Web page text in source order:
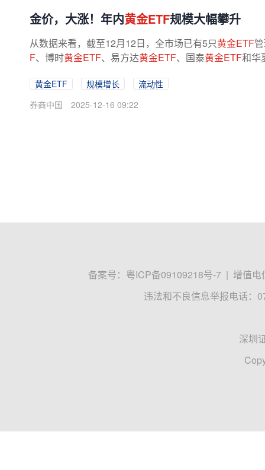
金价，大涨！年内黄金ETF规模大幅攀升
从数据来看，截至12月12日，全市场已有5只黄金ETF
F、博时黄金ETF、易方达黄金ETF、国泰黄金ETF和华
黄金ETF 规模增长
流动性
券商中国
2025-12-16 09:22
备案号： 粤ICP备09109218号-7 | 增值电
违法和不良信息举报电话：
深圳